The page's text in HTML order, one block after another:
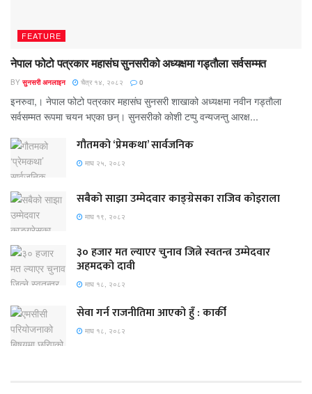
FEATURE
नेपाल फोटो पत्रकार महासंघ सुनसरीको अध्यक्षमा गड्ताैला सर्वसम्मत
BY सुनसरी अनलाइन चैत्र १४, २०८२ 0
इनरुवा,। नेपाल फोटो पत्रकार महासंघ सुनसरी शाखाको अध्यक्षमा नवीन गड्ताैला
सर्वसम्मत रूपमा चयन भएका छन्। सुनसरीको काेशी टप्पु वन्यजन्तु आरक्ष...
गौतमको ‘प्रेमकथा’ सार्वजनिक
माघ २५, २०८२
सबैको साझा उम्मेदवार काङ्ग्रेसका राजिव कोइराला
माघ १९, २०८२
३० हजार मत ल्याएर चुनाव जित्ने स्वतन्त्र उम्मेदवार
अहमदको दावी
माघ १८, २०८२
सेवा गर्न राजनीतिमा आएको हुँ : कार्की
माघ १८, २०८२